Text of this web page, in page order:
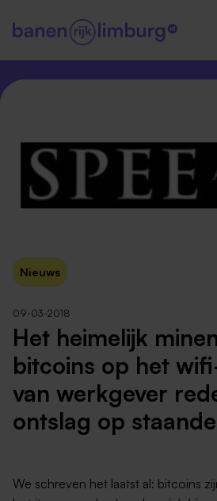
Nieuws
09-03-2018
Het heimelijk
bitcoins op het
van werkgever
ontslag op
We schreven het laatst al: bitcoins